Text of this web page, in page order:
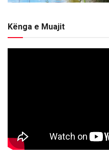
Kënga e Muajit